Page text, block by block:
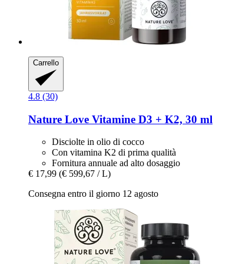
Carrello
4.8 (30)
Nature Love Vitamine D3 + K2, 30 ml
Disciolte in olio di cocco
Con vitamina K2 di prima qualità
Fornitura annuale ad alto dosaggio
€ 17,99 (€ 599,67 / L)
Consegna entro il giorno 12 agosto